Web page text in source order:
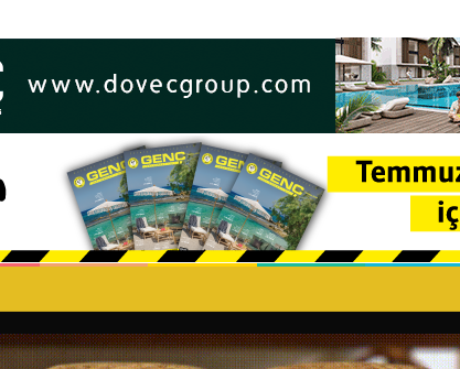
Ecvet Yusuf Caddesi trafiğe kapatılacak